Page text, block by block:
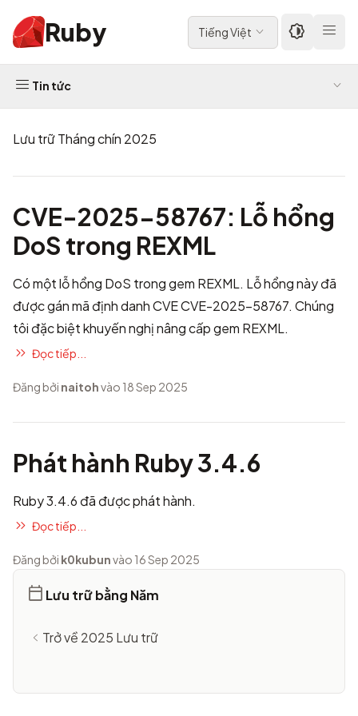
Ruby Tiếng Việt
Tin tức
Lưu trữ Tháng chín 2025
CVE-2025-58767: Lỗ hổng
DoS trong REXML
Có một lỗ hổng DoS trong gem REXML. Lỗ hổng này đã
được gán mã định danh CVECVE-2025-58767. Chúng
tôi đặc biệt khuyến nghị nâng cấp gem REXML.
Đọc tiếp...
Đăng bởi naitohvào 18 Sep 2025
Phát hành Ruby 3.4.6
Ruby 3.4.6 đã được phát hành.
Đọc tiếp...
Đăng bởi k0kubunvào 16 Sep 2025
Lưu trữ bằng Năm
Trở về 2025 Lưu trữ